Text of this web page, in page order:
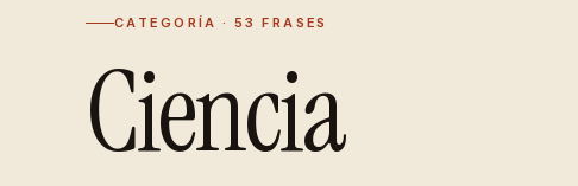
CATEGORÍA · 53 FRASES
Ciencia